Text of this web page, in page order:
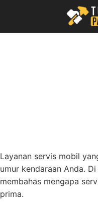
content
Layanan servis mobil
umur kendaraan Anda.
membahas mengapa
prima.